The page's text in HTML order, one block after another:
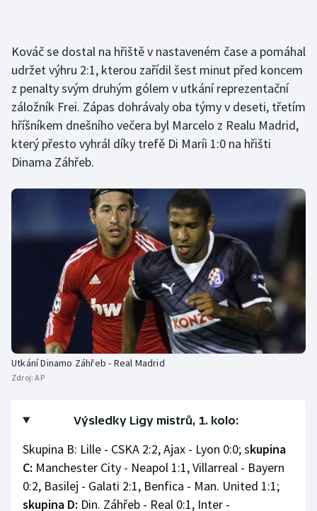
Kováč se dostal na hřiště v nastaveném čase a pomáhal
udržet výhru 2:1, kterou zařídil šest minut před koncem
z penalty svým druhým gólem v utkání reprezentační
záložník Frei. Zápas dohrávaly oba týmy v deseti, třetím
hříšníkem dnešního večera byl Marcelo z Realu Madrid,
který přesto vyhrál díky trefě Di Maríi 1:0 na hřišti
Dinama Záhřeb.
Utkání Dinamo Záhřeb - Real Madrid
Zdroj:AP
Výsledky Ligy mistrů, 1. kolo:
Skupina B: Lille - CSKA 2:2, Ajax - Lyon 0:0; skupina
C: Manchester City - Neapol 1:1, Villarreal - Bayern
0:2, Basilej - Galati 2:1, Benfica - Man. United 1:1;
skupina D: Din. Záhřeb - Real 0:1, Inter -